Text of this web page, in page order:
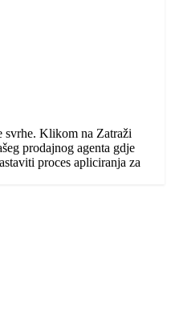
svrhe. Klikom na Zatraži
prodajnog agenta gdje
proces apliciranja za